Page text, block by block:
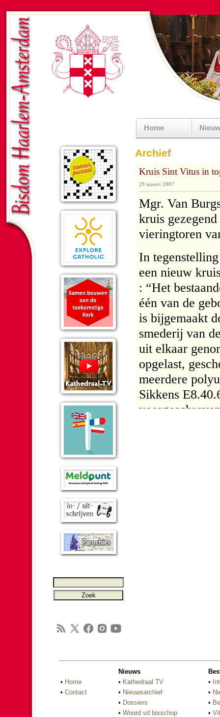
Home
Archief
• Home
• Contact
Nieuws
• Kathedraal TV
• Nieuwsarchief
• Dossiers
• Woord vd bisschop
•
•
•
•